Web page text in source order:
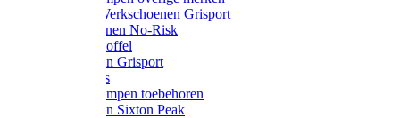
Wandel-/ Werkschoenen Grisport
Werkschoenen No-Risk
Klomppantoffel
Werklaarzen Grisport
Accessoires
Houten klompen toebehoren
Werklaarzen Sixton Peak